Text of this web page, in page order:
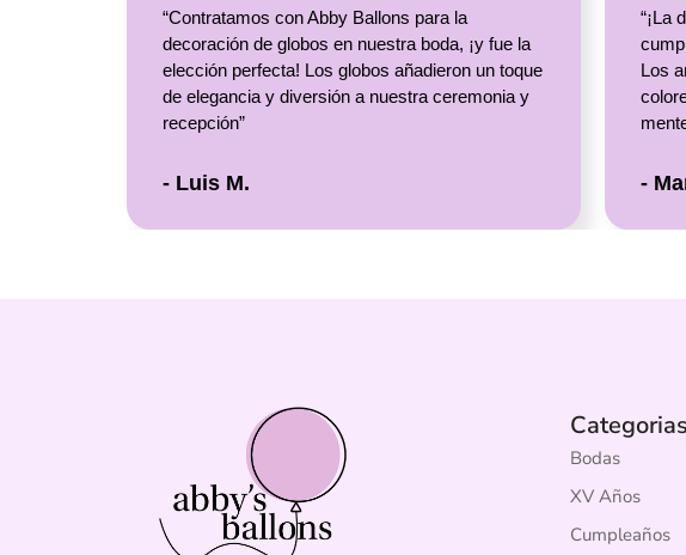
“Contratamos con Abby Ballons para la
decoración de globos en nuestra boda, ¡y fue la
elección perfecta! Los globos añadieron un toque
de elegancia y diversión a nuestra ceremonia y
recepción”
- Luis M.
“¡La
Los
-
Categorias
Bodas
XV Años
Cumpleaños